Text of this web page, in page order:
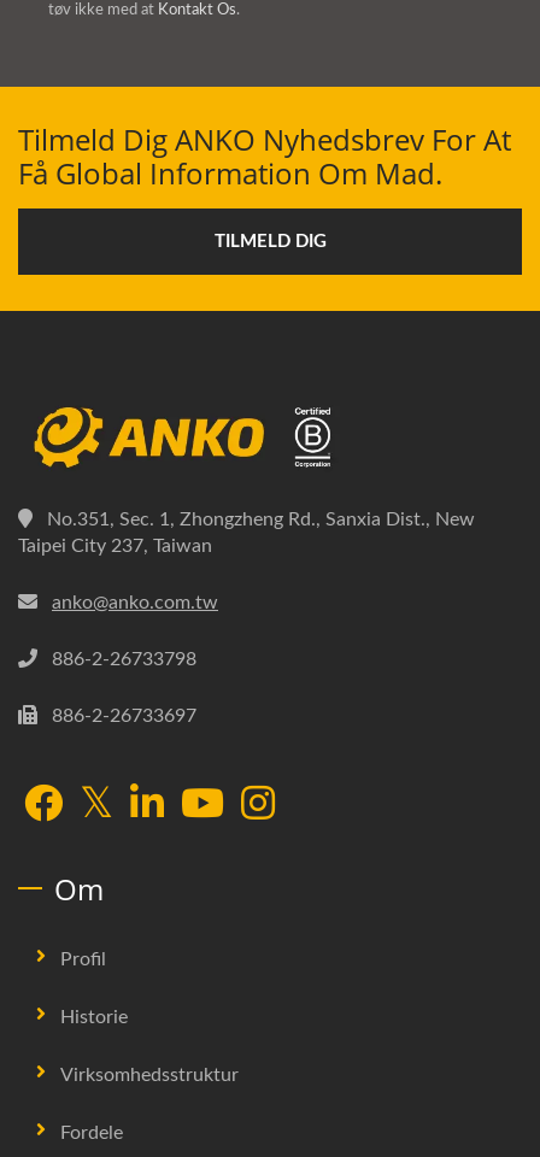
tøv ikke med at Kontakt Os.
Tilmeld Dig ANKO Nyhedsbrev For At
Få Global Information Om Mad.
TILMELD DIG
No.351, Sec. 1, Zhongzheng Rd., Sanxia Dist., New
Taipei City 237, Taiwan
anko@anko.com.tw
886-2-26733798
886-2-26733697
Om
Profil
Historie
Virksomhedsstruktur
Fordele